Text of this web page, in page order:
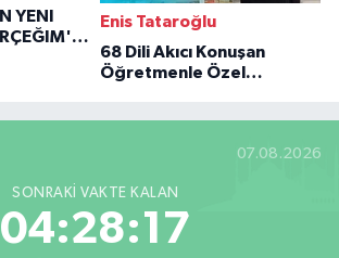
YENI
Enis Tataroğlu
68 Dili Akıcı Konuşan
Öğretmenle Özel
07.08.2026
SONRAKI VAKTE KALAN
04:28:16